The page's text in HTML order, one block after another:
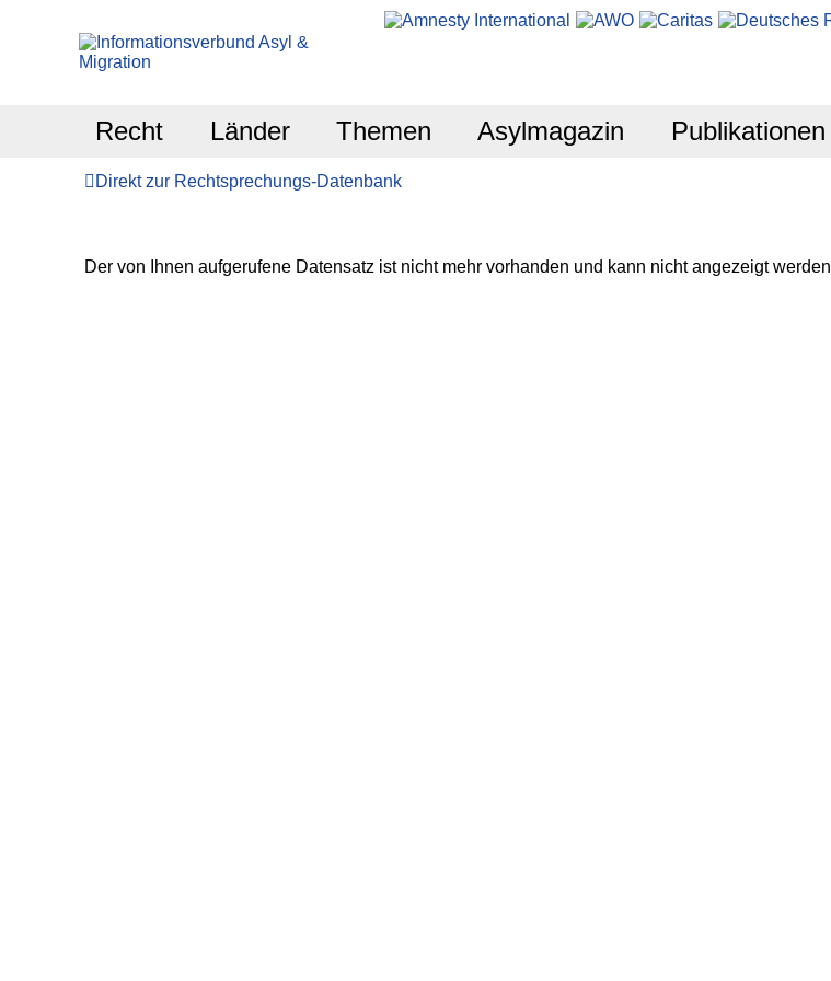
Recht Länder Themen Asylmagazin Publikationen
Direkt zur Rechtsprechungs-Datenbank
Der von Ihnen aufgerufene Datensatz ist nicht mehr vorhanden und kann nicht angezeigt werden